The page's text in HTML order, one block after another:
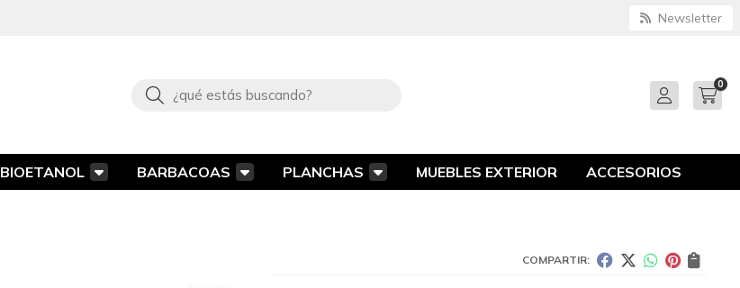
Newsletter
Buscar 0
BIOETANOL BARBACOAS PLANCHAS MUEBLES EXTERIOR ACCESORIOS
COMPARTIR: